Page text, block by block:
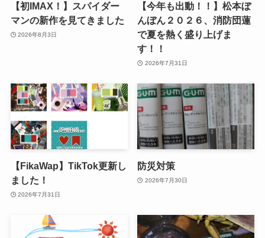
【初IMAX！】スパイダー
マンの新作を見てきました
2026年8月3日
【今年も出動！！】松本ぼ
んぼん２０２６、消防団蓮
で夏を熱く盛り上げま
す！！
2026年7月31日
【FikaWap】TikTok更新し
ました！
2026年7月31日
防災対策
2026年7月30日